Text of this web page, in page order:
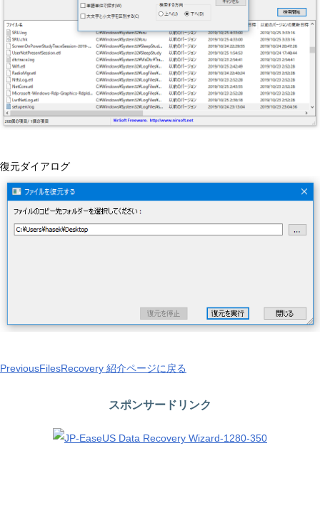
復元ダイアログ
PreviousFilesRecovery 紹介ページに戻る
スポンサードリンク